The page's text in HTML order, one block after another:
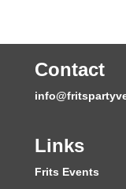
Contact
Links
Frits Events